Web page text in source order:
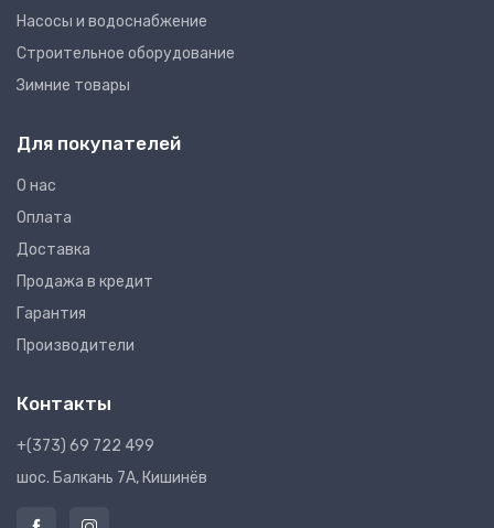
Насосы и водоснабжение
Строительное оборудование
Зимние товары
Для покупателей
О нас
Оплата
Доставка
Продажа в кредит
Гарантия
Производители
Контакты
+(373) 69 722 499
шос. Балкань 7A, Кишинёв